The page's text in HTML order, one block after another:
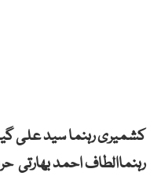
کشمیری رہنما سید علی
رہنماالطاف احمد بھارتی